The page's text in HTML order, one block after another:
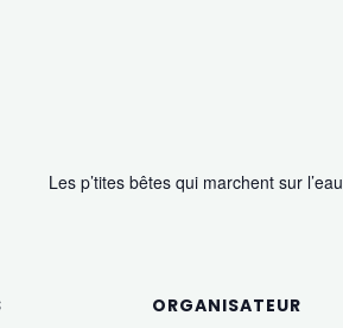
Les p’tites bêtes qui marchent sur l’eau
ORGANISATEUR